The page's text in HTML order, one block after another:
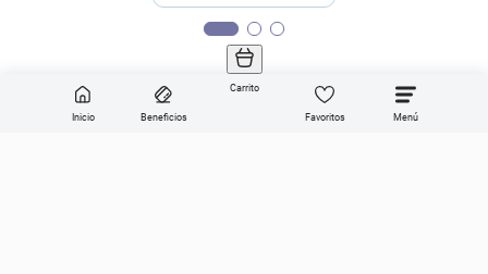
Inicio Beneficios
Carrito
Favoritos